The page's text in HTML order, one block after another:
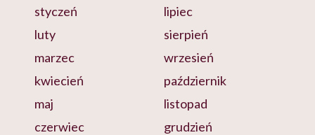
styczeń
luty
marzec
kwiecień
maj
czerwiec
lipiec
sierpień
wrzesień
październik
listopad
grudzień